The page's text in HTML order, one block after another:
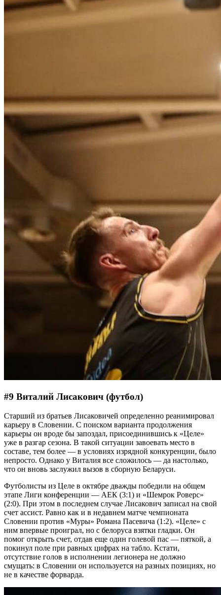
#9 Виталий Лисакович (футбол)
Старший из братьев Лисаковичей определенно реанимировал
карьеру в Словении. С поиском варианта продолжения
карьеры он вроде бы запоздал, присоединившись к «Целе»
уже в разгар сезона. В такой ситуации завоевать место в
составе, тем более — в условиях изрядной конкуренции, было
непросто. Однако у Виталия все сложилось — да настолько,
что он вновь заслужил вызов в сборную Беларуси.
Футболисты из Целе в октябре дважды победили на общем
этапе Лиги конференции — АЕК (3:1) и «Шемрок Роверс»
(2:0). При этом в последнем случае Лисакович записал на свой
счет ассист. Равно как и в недавнем матче чемпионата
Словении против «Муры» Романа Пасевича (1:2). «Целе» с
ним впервые проиграл, но с белоруса взятки гладки. Он
помог открыть счет, отдав еще один голевой пас — пяткой, а
покинул поле при равных цифрах на табло. Кстати,
отсутствие голов в исполнении легионера не должно
смущать: в Словении он используется на разных позициях, но
не в качестве форварда.